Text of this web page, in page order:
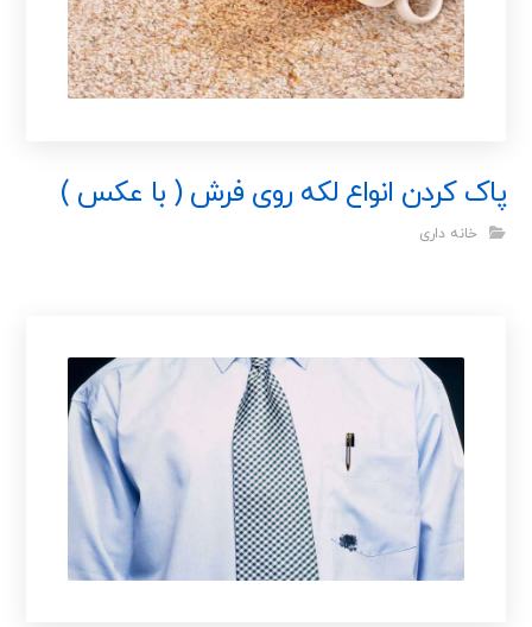
پاک کردن انواع لکه روی فرش ( با عکس )
خانه داری